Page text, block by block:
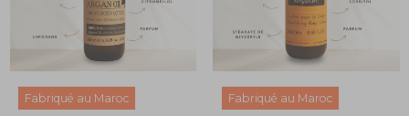
Fabriqué au Maroc Fabriqué au Maroc